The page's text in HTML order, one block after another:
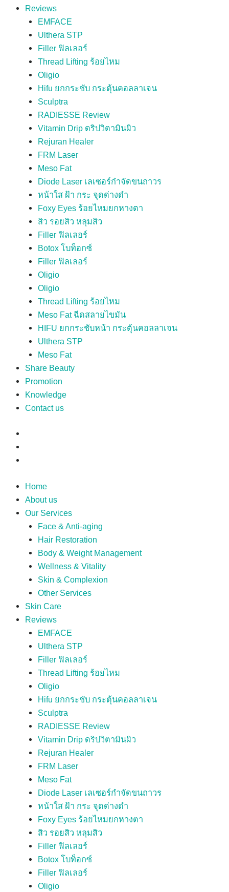
Reviews
EMFACE
Ulthera STP
Filler ฟิลเลอร์
Thread Lifting ร้อยไหม
Oligio
Hifu ยกกระชับ กระตุ้นคอลลาเจน
Sculptra
RADIESSE Review
Vitamin Drip ดริปวิตามินผิว
Rejuran Healer
FRM Laser
Meso Fat
Diode Laser เลเซอร์กำจัดขนถาวร
หน้าใส ฝ้า กระ จุดด่างดำ
Foxy Eyes ร้อยไหมยกหางตา
สิว รอยสิว หลุมสิว
Filler ฟิลเลอร์
Botox โบท็อกซ์
Filler ฟิลเลอร์
Oligio
Oligio
Thread Lifting ร้อยไหม
Meso Fat ฉีดสลายไขมัน
HIFU ยกกระชับหน้า กระตุ้นคอลลาเจน
Ulthera STP
Meso Fat
Share Beauty
Promotion
Knowledge
Contact us
Home
About us
Our Services
Face & Anti-aging
Hair Restoration
Body & Weight Management
Wellness & Vitality
Skin & Complexion
Other Services
Skin Care
Reviews
EMFACE
Ulthera STP
Filler ฟิลเลอร์
Thread Lifting ร้อยไหม
Oligio
Hifu ยกกระชับ กระตุ้นคอลลาเจน
Sculptra
RADIESSE Review
Vitamin Drip ดริปวิตามินผิว
Rejuran Healer
FRM Laser
Meso Fat
Diode Laser เลเซอร์กำจัดขนถาวร
หน้าใส ฝ้า กระ จุดด่างดำ
Foxy Eyes ร้อยไหมยกหางตา
สิว รอยสิว หลุมสิว
Filler ฟิลเลอร์
Botox โบท็อกซ์
Filler ฟิลเลอร์
Oligio